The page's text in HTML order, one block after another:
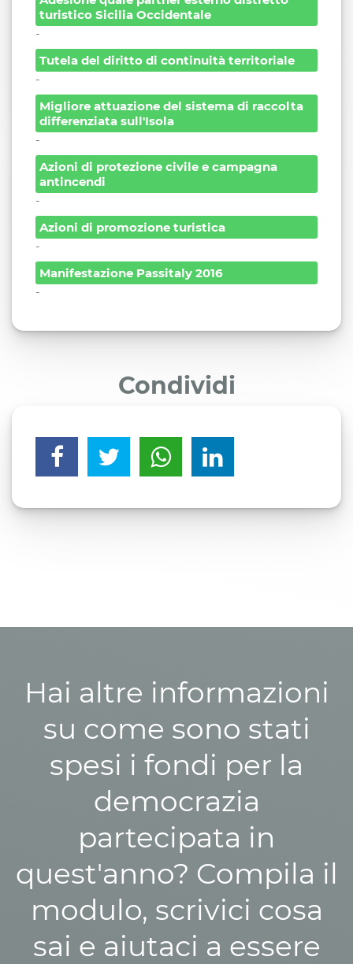
turistico Sicilia Occidentale
-
Tutela del diritto di continuità territoriale
-
Migliore attuazione del sistema di raccolta
differenziata sull'Isola
-
Azioni di protezione civile e campagna
antincendi
-
Azioni di promozione turistica
-
Manifestazione Passitaly 2016
-
Condividi
Hai altre informazioni
su come sono stati
spesi i fondi per la
democrazia
partecipata in
quest'anno? Compila il
modulo, scrivici cosa
sai e aiutaci a essere